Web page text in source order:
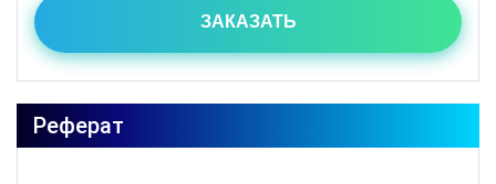
ЗАКАЗАТЬ
Реферат